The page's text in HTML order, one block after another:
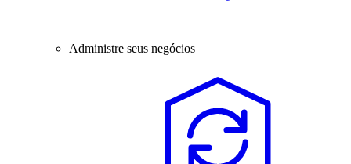
Administre seus negócios